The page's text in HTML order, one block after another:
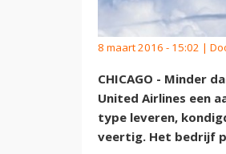
8 maart 2016 - 15:02 |
CHICAGO - Minder
United Airlines een
type leveren,
veertig. Het bedrijf